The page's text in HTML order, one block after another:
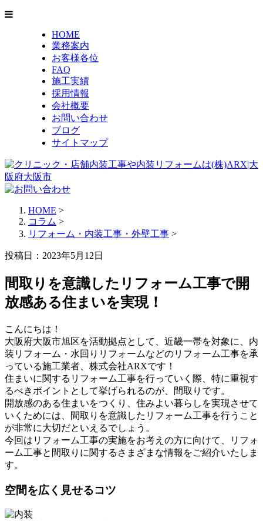
HOME
業務案内
お客様各位
FAQ
施工実績
採用情報
会社概要
お問い合わせ
ブログ
サイトマップ
HOME >
コラム >
リフォーム・内装工事・外壁工事 >
投稿日：2023年5月12日
間取りを意識したリフォーム工事で開
放感ある住まいを実現！
こんにちは！
大阪府大阪市旭区を活動拠点として、近畿一帯を対象に、内
装リフォーム・水回りリフォームなどのリフォーム工事を承
っている施工業者、株式会社ARXです！
住まいに関するリフォーム工事を行っていく際、特に重視す
るべきポイントとして挙げられるのが、間取りです。
開放感のある住まいをつくり、住みよい暮らしを実現させて
いくためには、間取りを意識したリフォーム工事を行うこと
が非常に大切だといえるでしょう。
今回はリフォーム工事の実施をお考えの方に向けて、リフォ
ーム工事と間取りに関するさまざまな情報をご紹介いたしま
す。
空間を広く見せるコツ